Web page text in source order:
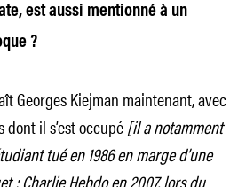
est aussi mentionné à un
?
Georges Kiejman maintenant, avec
il s’est occupé[il a notamment
tué en 1986 en marge d’une
; Charlie Hebdo en 2007, lors du